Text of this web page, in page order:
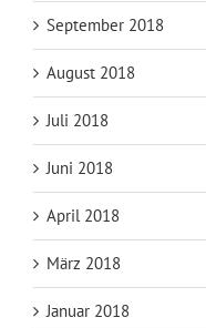
September 2018
August 2018
Juli 2018
Juni 2018
April 2018
März 2018
Januar 2018